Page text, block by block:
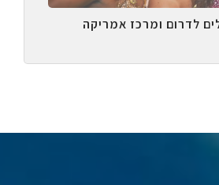
לדרום ומרכז אמריקה